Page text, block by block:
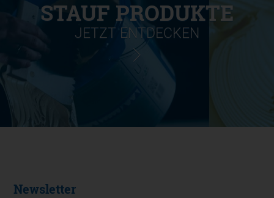
STAUF PRODUKTE
JETZT ENTDECKEN
Newsletter